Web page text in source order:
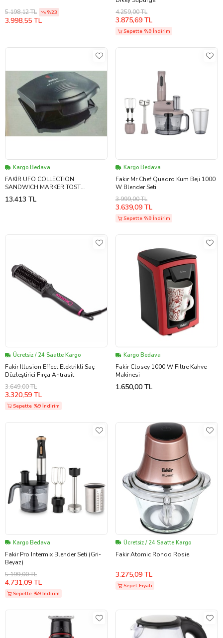
5.198,12 TL %23
3.998,55 TL
4.259,00 TL
3.875,69 TL
Sepette %9 İndirim
Kargo Bedava
FAKİR UFO COLLECTİON
SANDWICH MARKER TOST
MAKİNESİ
13.413 TL
Kargo Bedava
Fakir Mr.Chef Quadro Kum Beji 1000
W Blender Seti
3.999,00 TL
3.639,09 TL
Sepette %9 İndirim
Ücretsiz / 24 Saatte Kargo
Fakir Illusion Effect Elektrikli Saç
Düzleştirici Fırça Antrasit
3.649,00 TL
3.320,59 TL
Sepette %9 İndirim
Kargo Bedava
Fakir Closey 1000 W Filtre Kahve
Makinesi
1.650,00 TL
Kargo Bedava
Fakir Pro Intermix Blender Seti (Gri-
Beyaz)
5.199,00 TL
4.731,09 TL
Sepette %9 İndirim
Ücretsiz / 24 Saatte Kargo
Fakir Atomic Rondo Rosie
3.275,09 TL
Sepet Fiyatı